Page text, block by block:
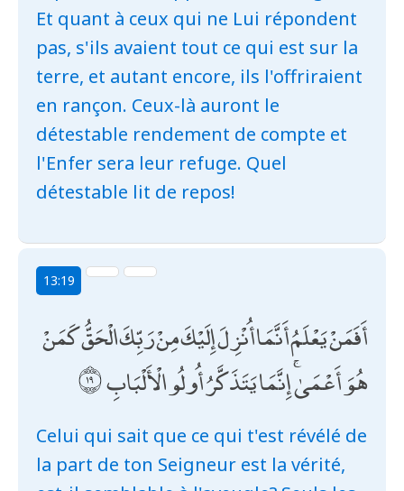
Et quant à ceux qui ne Lui répondent
pas, s'ils avaient tout ce qui est sur la
terre, et autant encore, ils l'offriraient
en rançon. Ceux-là auront le
détestable rendement de compte et
l'Enfer sera leur refuge. Quel
détestable lit de repos!
13:19
أَفَمَنْ يَعْلَمُ أَنَّمَا أُنْزِلَ إِلَيْكَ مِنْ رَبِّكَ الْحَقُّ كَمَنْ
هُوَ أَعْمَىٰ ۚ إِنَّمَا يَتَذَكَّرُ أُولُو الْأَلْبَابِ
Celui qui sait que ce qui t'est révélé de
la part de ton Seigneur est la vérité,